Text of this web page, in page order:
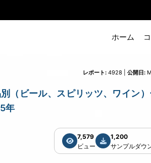
ホーム
レポート: 4928 | 公開日:
ビール、スピリッツ、ワイン）
年
7,579
ビュー
1,200
サンプルダウ